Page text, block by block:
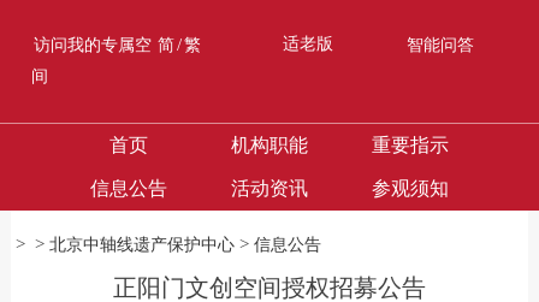
访问我的专属空
间
简/繁 适老版 智能问答
首页 机构职能 重要指示
信息公告 活动资讯 参观须知
> > 北京中轴线遗产保护中心> 信息公告
正阳门文创空间授权招募公告